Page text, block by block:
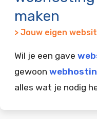
maken
> Jouw eigen
Wil je een gave
gewoon
alles wat je nodig